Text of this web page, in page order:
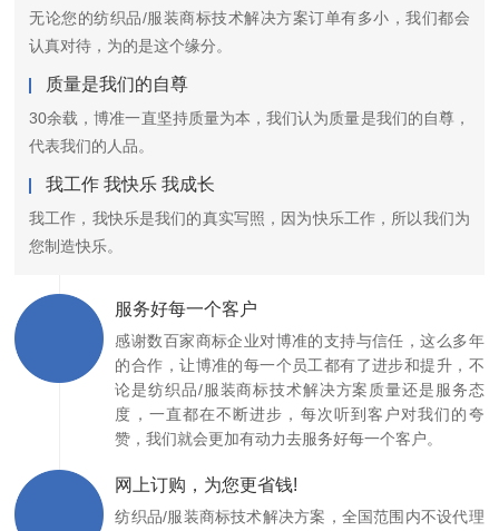
无论您的纺织品/服装商标技术解决方案订单有多小，我们都会
认真对待，为的是这个缘分。
质量是我们的自尊
30余载，博准一直坚持质量为本，我们认为质量是我们的自尊，
代表我们的人品。
我工作 我快乐 我成长
我工作，我快乐是我们的真实写照，因为快乐工作，所以我们为
您制造快乐。
服务好每一个客户
感谢数百家商标企业对博准的支持与信任，这么多年
的合作，让博准的每一个员工都有了进步和提升，不
论是纺织品/服装商标技术解决方案质量还是服务态
度，一直都在不断进步，每次听到客户对我们的夸
赞，我们就会更加有动力去服务好每一个客户。
网上订购，为您更省钱!
纺织品/服装商标技术解决方案，全国范围内不设代理